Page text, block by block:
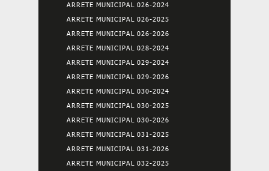
ARRETE MUNICIPAL 026-2024
ARRETE MUNICIPAL 026-2025
ARRETE MUNICIPAL 026-2026
ARRETE MUNICIPAL 028-2024
ARRETE MUNICIPAL 029-2024
ARRETE MUNICIPAL 029-2026
ARRETE MUNICIPAL 030-2024
ARRETE MUNICIPAL 030-2025
ARRETE MUNICIPAL 030-2026
ARRETE MUNICIPAL 031-2025
ARRETE MUNICIPAL 031-2026
ARRETE MUNICIPAL 032-2025